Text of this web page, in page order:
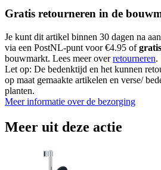
Gratis retourneren in de
Je kunt dit artikel binnen 30 dagen na
via een PostNL-punt voor €4.95 ofgratis
bouwmarkt. Lees meer overretourneren.
Let op: De bedenktijd en het kunnen
op maat gemaakte artikelen en verse/
planten.
Meer informatie over de bezorging
Meer uit deze actie